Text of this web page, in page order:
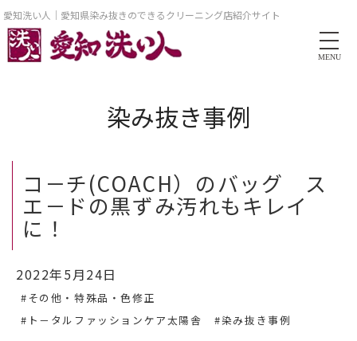
愛知洗い人｜愛知県染み抜きのできるクリーニング店紹介サイト
MENU
染み抜き事例
コ－チ(COACH）のバッグ ス
エ－ドの黒ずみ汚れもキレイ
に！
2022年5月24日
#その他・特殊品・色修正
#ト－タルファッションケア太陽舎
#染み抜き事例